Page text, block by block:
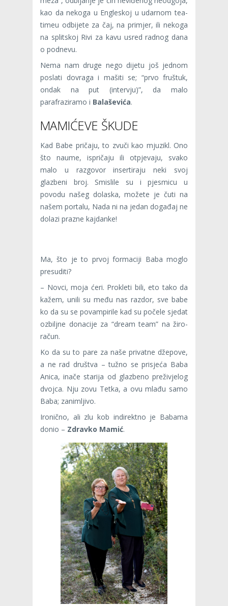
kao da nekoga u Engleskoj u udarnom tea-
timeu odbijete za čaj, na primjer, ili nekoga
na splitskoj Rivi za kavu usred radnog dana
o podnevu.
Nema nam druge nego dijetu još jednom
poslati dovraga i mašiti se; “prvo fruštuk,
ondak na put (intervju)”, da malo
parafraziramo i Balaševića.
MAMIĆEVE ŠKUDE
Kad Babe pričaju, to zvuči kao mjuzikl. Ono
što naume, ispričaju ili otpjevaju, svako
malo u razgovor insertiraju neki svoj
glazbeni broj. Smislile su i pjesmicu u
povodu našeg dolaska, možete je čuti na
našem portalu, Nada ni na jedan događaj ne
dolazi prazne kajdanke!
Ma, što je to prvoj formaciji Baba moglo
presuditi?
– Novci, moja ćeri. Prokleti bili, eto tako da
kažem, unili su među nas razdor, sve babe
ko da su se povampirile kad su počele sjedat
ozbiljne donacije za “dream team” na žiro-
račun.
Ko da su to pare za naše privatne džepove,
a ne rad društva – tužno se prisjeća Baba
Anica, inače starija od glazbeno preživjelog
dvojca. Nju zovu Tetka, a ovu mlađu samo
Baba; zanimljivo.
Ironično, ali zlu kob indirektno je Babama
donio –​ Zdravko Mamić.